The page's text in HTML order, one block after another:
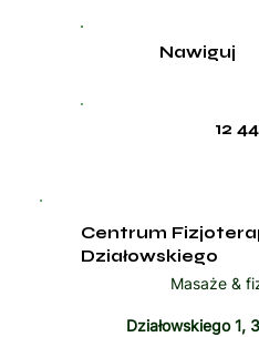
12
Nawiguj
Centrum
Działowskiego
Masaże &
Działowskiego 1,